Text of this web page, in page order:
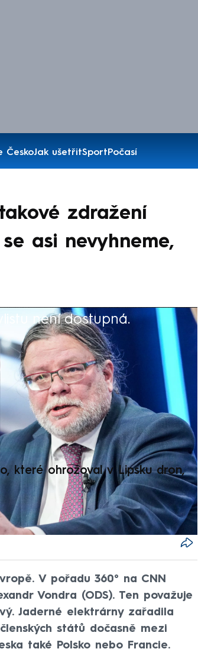
ČeskoJak ušetřitSportPočasí
zdražení
asi nevyhneme,
není dostupná.
které ohrožoval v Lipsku dron,
V pořadu 360° na CNN
Vondra (ODS). Ten považuje
Jaderné elektrárny zařadila
států dočasně mezi
také Polsko nebo Francie.